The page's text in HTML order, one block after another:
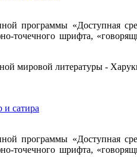
программы «Доступная
точечного шрифта,
мировой литературы -
сатира
программы «Доступная
точечного шрифта,